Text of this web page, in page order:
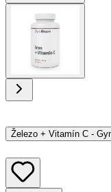
Železo + Vitamín C -